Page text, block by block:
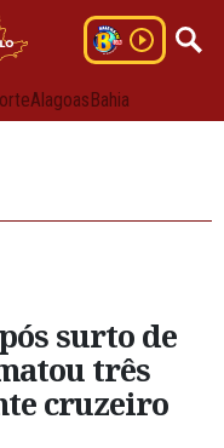
AlagoasBahia
surto de
três
cruzeiro